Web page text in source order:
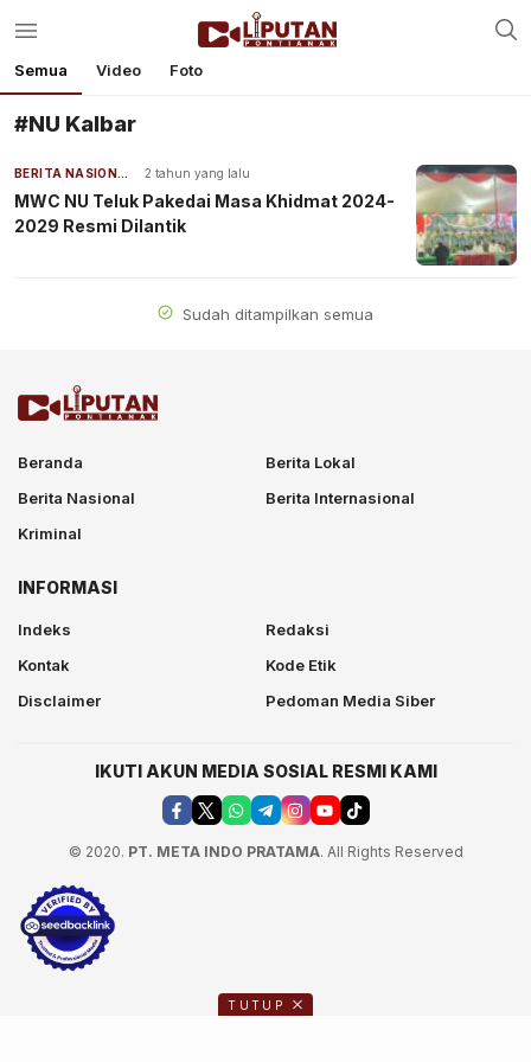
Semua Video Foto
#NU Kalbar
BERITA NASIONAL 2 tahun yang lalu
MWC NU Teluk Pakedai Masa Khidmat 2024-
2029 Resmi Dilantik
Sudah ditampilkan semua
Beranda
Berita Lokal
Berita Nasional
Berita Internasional
Kriminal
INFORMASI
Indeks
Redaksi
Kontak
Kode Etik
Disclaimer
Pedoman Media Siber
IKUTI AKUN MEDIA SOSIAL RESMI KAMI
© 2020. PT. META INDO PRATAMA. All Rights Reserved
TUTUP